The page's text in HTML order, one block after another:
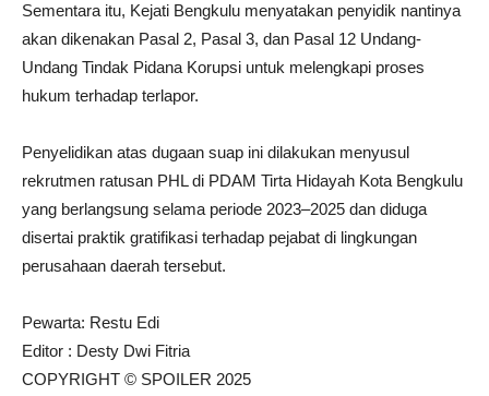
Sementara itu, Kejati Bengkulu menyatakan penyidik nantinya
akan dikenakan Pasal 2, Pasal 3, dan Pasal 12 Undang-
Undang Tindak Pidana Korupsi untuk melengkapi proses
hukum terhadap terlapor.
Penyelidikan atas dugaan suap ini dilakukan menyusul
rekrutmen ratusan PHL di PDAM Tirta Hidayah Kota Bengkulu
yang berlangsung selama periode 2023–2025 dan diduga
disertai praktik gratifikasi terhadap pejabat di lingkungan
perusahaan daerah tersebut.
Pewarta: Restu Edi
Editor : Desty Dwi Fitria
COPYRIGHT © SPOILER 2025